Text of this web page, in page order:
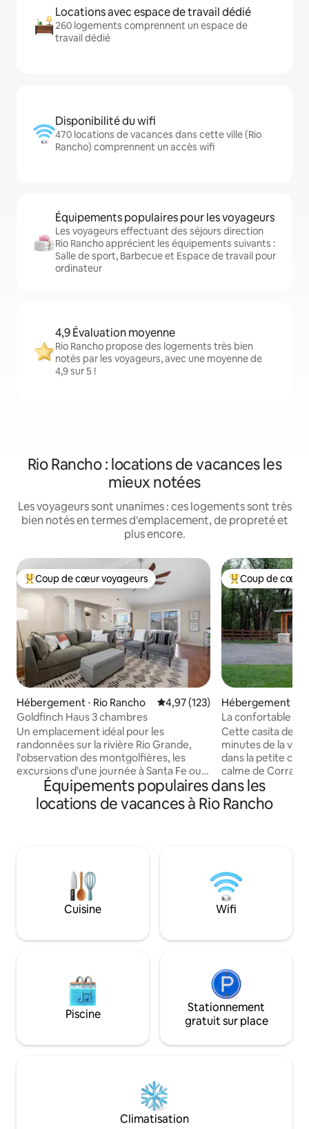
Locations avec espace de travail dédié
260 logements comprennent un espace de
travail dédié
Disponibilité du wifi
470 locations de vacances dans cette ville (Rio
Rancho) comprennent un accès wifi
Équipements populaires pour les voyageurs
Les voyageurs effectuant des séjours direction
Rio Rancho apprécient les équipements suivants :
Salle de sport, Barbecue et Espace de travail pour
ordinateur
4,9 Évaluation moyenne
Rio Rancho propose des logements très bien
notés par les voyageurs, avec une moyenne de
4,9 sur 5 !
Rio Rancho : locations de vacances les
mieux notées
Les voyageurs sont unanimes : ces logements sont très
bien notés en termes d'emplacement, de propreté et
plus encore.
Coups de cœur voyageurs les plus appréciés
Coup de cœur voyageurs
Hébergement ⋅ Rio Rancho Évaluation moyenne sur la
4,97 (123)
Goldfinch Haus 3 chambres
Un emplacement idéal pour les
randonnées sur la rivière Rio Grande,
l'observation des montgolfières, les
excursions d'une journée à Santa Fe ou
les vues sur les montagnes. À quelques
minutes en voiture d'Albuquerque ou de
Santa Fe. Chaque chambre est
accueillir 8 personnes pour les repas. La
cuisine est entièrement approvisionnée
pour la préparation des repas, le service
et les repas. Le séjour dispose d'une
facilement être utilisée pour diffuser
pour 2 voitures.
Coups de cœur
Coup de cœur
Hébergement ⋅
La confortable
Cette casita de
minutes de la
dans la petite
calme de
sur la populaire
navigable) que
pied/à vélo pour
tous les
besoin avec le
ferme moderne.
maison d'à côté
vous avez
Équipements populaires dans les
locations de vacances à Rio Rancho
Cuisine Wifi
Piscine
Stationnement
gratuit sur place
Climatisation